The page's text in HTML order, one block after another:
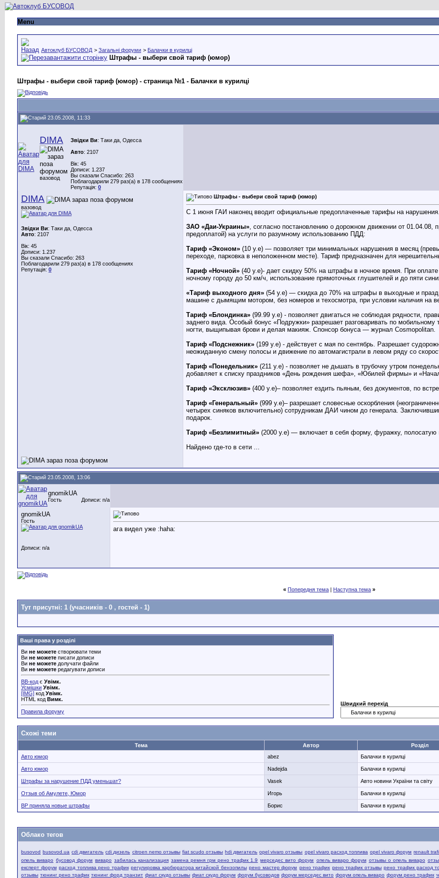
Menu
Автоклуб БУСОВОД > Загальні форуми > Балачки в курилці
Штрафы - выбери свой тариф (юмор)
Штрафы - выбери свой тариф (юмор) - страница №1 - Балачки в курилці
23.05.2008, 11:33
DIMA
вазовод
Звідки Ви: Таки да, Одесса
Авто: 2107
Вік: 45
Дописи: 1.237
Вы сказали Спасибо: 263
Поблагодарили 279 раз(а) в 178 сообщениях
Репутація: 0
DIMA
вазовод
Звідки Ви: Таки да, Одесса
Авто: 2107
Вік: 45
Дописи: 1.237
Вы сказали Спасибо: 263
Поблагодарили 279 раз(а) в 178 сообщениях
Репутація: 0
Штрафы - выбери свой тариф (юмор)
С 1 июня ГАИ наконец вводит официальные предоплаченные тарифы на
ЗАО «Даи-Украины» , согласно постановлению о дорожном движении от
предоплатой) на услуги по разумному использованию ПДД:
Тариф «Эконом» (10 у.е) — позволяет три минимальных нарушения в месяц
переходе, парковка в неположенном месте). Тариф предназначен для
Тариф «Ночной» (40 у.е)- дает скидку 50% на штрафы в ночное время. При
ночному городу до 50 км/ч, использование прямоточных глушителей и до пяти
«Тариф выходного дня» (54 у.е) — скидка до 70% на штрафы в выходные и
машине с дымящим мотором, без номеров и техосмотра, при условии наличия на
Тариф «Блондинка» (99.99 у.е) - позволяет двигаться не соблюдая рядности,
заднего вида. Особый бонус «Подружки» разрешает разговаривать по
ногти, выщипывая брови и делая макияж. Спонсор бонуса — журнал Cosmopolitan.
Тариф «Подснежник» (199 у.е) - действует с мая по сентябрь. Разрешает
неожиданную смену полосы и движение по автомагистрали в левом ряду со
Тариф «Понедельник» (211 у.е) - позволяет не дышать в трубочку утром
добавляет к списку праздников «День рождения шефа», «Юбилей фирмы» и
Тариф «Эксклюзив» (400 у.е)– позволяет ездить пьяным, без документов, по
Тариф «Генеральный» (999 у.е)– разрешает словесные оскорбления
четырех синяков включительно) сотрудникам ДАИ чином до генерала.
подарок.
Тариф «Безлимитный» (2000 у.е) — включает в себя форму, фуражку, полосатую
Найдено где-то в сети ...
23.05.2008, 13:06
gnomikUA
Гость Дописи: n/a
gnomikUA
Гость
Дописи: n/a
ага видел уже :haha:
« Попередня тема | Наступна тема »
Тут присутні: 1 (учасників - 0 , гостей - 1)
Ваші права у розділі
Ви не можете створювати теми
Ви не можете писати дописи
Ви не можете долучати файли
Ви не можете редагувати дописи
BB-код є Увімк.
Усмішки Увімк.
[IMG] код Увімк.
HTML код Вимк.
Правила форуму
Швидкий перехід
Схожі теми
Тема Автор
Розділ
Авто юмор
abez Балачки в курилці
Авто юмор Nadejda Балачки в курилці
Штрафы за нарушение ПДД уменьшат? Vasek Авто новини України та світу
Отзыв об Амулете, Юмор Игорь Балачки в курилці
ВР приняла новые штрафы Борис Балачки в курилці
Облако тегов
busovod busovod.ua cdi двигатель cdi дизель citroen nemo отзывы fiat scudo отзывы hdi двигатель opel vivaro отзывы opel vivaro расход топлива opel vivaro форум renault
опель виваро бусовод форум виваро забилась канализация замена ремня грм рено трафик 1.9 мерседес вито форум опель виваро форум отзывы о опель виваро
експерт форум расход топлива рено трафик регулировка карбюратора китайской бензопилы рено мастер форум рено трафик рено трафик отзывы рено трафик расход
отзывы тюнинг рено трафик тюнинг форд транзит фиат скудо отзывы фиат скудо форум форум бусоводов форум мерседес вито форум опель виваро форум рено трафик